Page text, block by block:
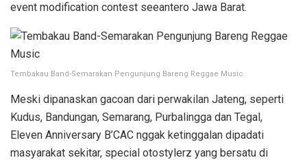
event modification contest seeantero Jawa Barat.
Tembakau Band-Semarakan Pengunjung Bareng Reggae Music
Meski dipanaskan gacoan dari perwakilan Jateng, seperti
Kudus, Bandungan, Semarang, Purbalingga dan Tegal,
Eleven Anniversary B’CAC nggak ketinggalan dipadati
masyarakat sekitar, special otostylerz yang bersatu di